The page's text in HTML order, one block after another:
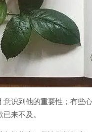
识到他的重要性；有些
来不及。